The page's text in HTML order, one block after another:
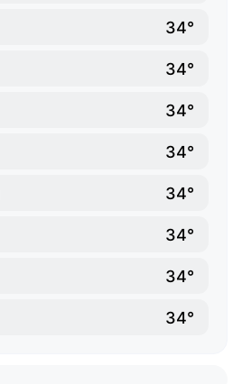
34°
34°
34°
34°
34°
34°
34°
34°